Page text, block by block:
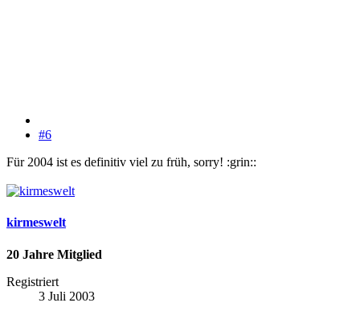
#6
Für 2004 ist es definitiv viel zu früh, sorry! :grin::
kirmeswelt
20 Jahre Mitglied
Registriert
3 Juli 2003